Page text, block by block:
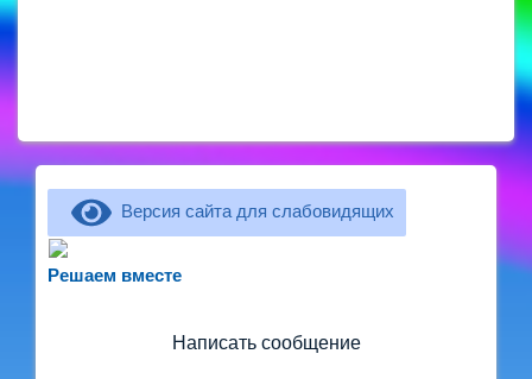
Версия сайта для слабовидящих
Решаем вместерассказать о воспитателях? Знаете, как
Написать сообщение